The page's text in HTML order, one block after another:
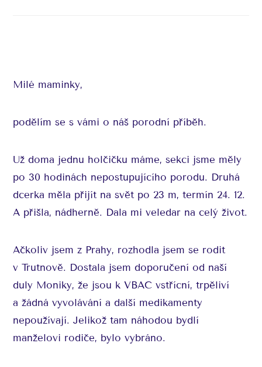
Milé maminky,
podělím se s vámi o náš porodní příběh.
Už doma jednu holčičku máme, sekci jsme měly
po 30 hodinách nepostupujícího porodu. Druhá
dcerka měla přijít na svět po 23 m, termín 24. 12.
A přišla, nádherně. Dala mi veledar na celý život.
Ačkoliv jsem z Prahy, rozhodla jsem se rodit
v Trutnově. Dostala jsem doporučení od naší
duly Moniky, že jsou k VBAC vstřícní, trpěliví
a žádná vyvolávání a další medikamenty
nepoužívají. Jelikož tam náhodou bydlí
manželovi rodiče, bylo vybráno.